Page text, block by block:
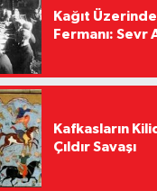
Kağıt
Fermanı: Sevr
Kafkasların
Çıldır Savaşı